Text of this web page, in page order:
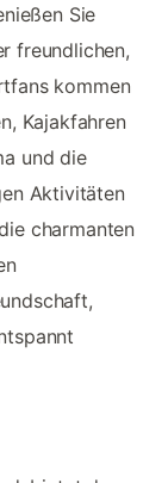
Sie
freundlichen,
kommen
Kajakfahren
und die
Aktivitäten
charmanten